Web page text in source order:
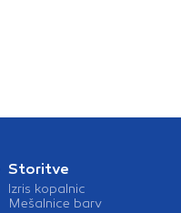
Storitve
Izris kopalnic
Mešalnice barv